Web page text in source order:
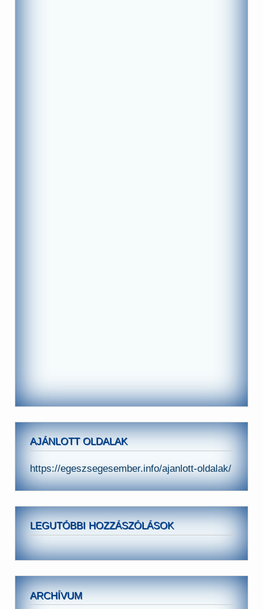
AJÁNLOTT OLDALAK
https://egeszsegesember.info/ajanlott-oldalak/
LEGUTÓBBI HOZZÁSZÓLÁSOK
ARCHÍVUM